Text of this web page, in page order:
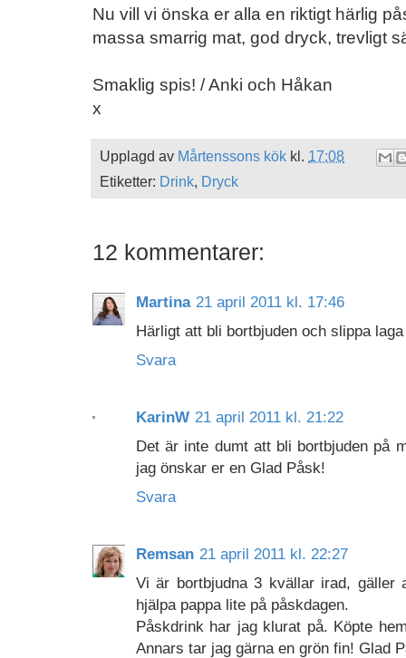
Nu vill vi önska er alla en riktigt härlig
massa smarrig mat, god dryck, trevligt
Smaklig spis! / Anki och Håkan
x
Upplagd av Mårtenssons kök kl. 17:08
Etiketter: Drink, Dryck
12 kommentarer:
Martina 21 april 2011 kl. 17:46
Härligt att bli bortbjuden och slippa
Svara
KarinW 21 april 2011 kl. 21:22
Det är inte dumt att bli bortbjuden på
jag önskar er en Glad Påsk!
Svara
Remsan 21 april 2011 kl. 22:27
Vi är bortbjudna 3 kvällar irad,
hjälpa pappa lite på påskdagen.
Påskdrink har jag klurat på. Köpte
Annars tar jag gärna en grön fin! Glad